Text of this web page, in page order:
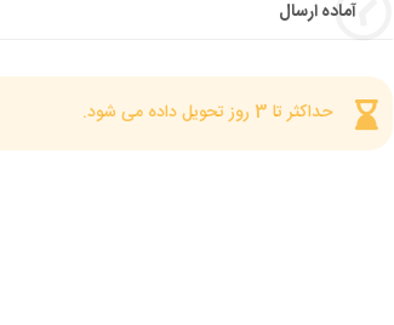
آماده ارسال
حداکثر تا 3 روز تحویل داده می شود.